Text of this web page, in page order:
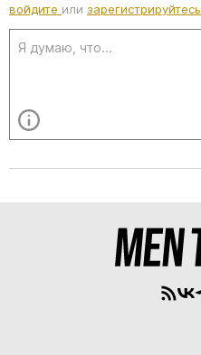
войдите или зарегистрируйтесь